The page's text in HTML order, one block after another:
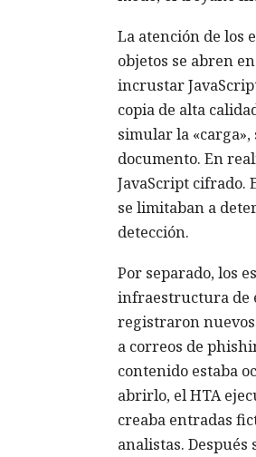
La atención de los
objetos se abren
incrustar
copia de alta
simular la
documento. En
JavaScript cifrado.
se limitaban a
detección.
Por separado, los
infraestructura de
registraron nuevos
a correos de
contenido estaba
abrirlo, el HTA
creaba entradas
analistas.